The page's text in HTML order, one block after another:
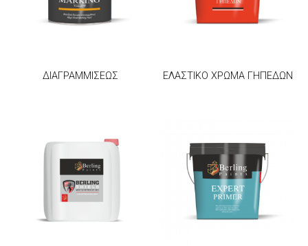
ΔΙΑΓΡΑΜΜΙΣΕΩΣ ΕΛΑΣΤΙΚΟ ΧΡΩΜΑ ΓΗΠΕΔΩΝ